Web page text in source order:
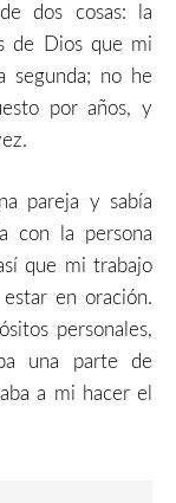
dos cosas: la
de Dios que mi
segunda; no he
por años, y
pareja y sabía
con la persona
que mi trabajo
en oración.
personales,
una parte de
a mi hacer el